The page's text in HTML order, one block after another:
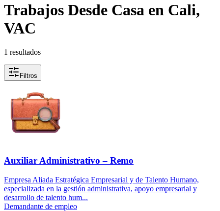
Trabajos Desde Casa en Cali,
VAC
1 resultados
Filtros
Auxiliar Administrativo – Remo
Empresa Aliada Estratégica Empresarial y de Talento Humano,
especializada en la gestión administrativa, apoyo empresarial y
desarrollo de talento hum...
Demandante de empleo